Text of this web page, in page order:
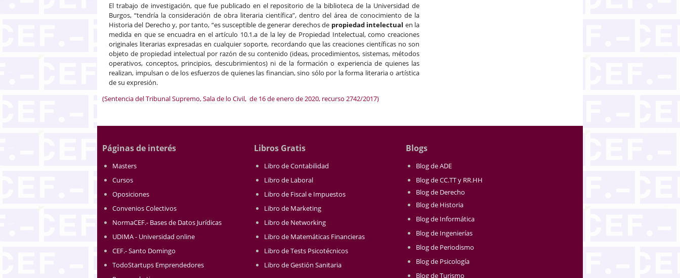
El trabajo de investigación, que fue publicado en el repositorio de la biblioteca de la Universidad de
Burgos, “tendría la consideración de obra literaria científica”, dentro del área de conocimiento de la
Historia del Derecho y, por tanto, “es susceptible de generar derechos de propiedad intelectual en la
medida en que se encuadra en el artículo 10.1.a de la ley de Propiedad Intelectual, como creaciones
originales literarias expresadas en cualquier soporte, recordando que las creaciones científicas no son
objeto de propiedad intelectual por razón de su contenido (ideas, procedimientos, sistemas, métodos
operativos, conceptos, principios, descubrimientos) ni de la formación o experiencia de quienes las
realizan, impulsan o de los esfuerzos de quienes las financian, sino sólo por la forma literaria o artística
de su expresión.
(Sentencia del Tribunal Supremo, Sala de lo Civil, de 16 de enero de 2020, recurso 2742/2017)
Páginas de interés
Masters
Cursos
Oposiciones
Convenios Colectivos
NormaCEF.- Bases de Datos Jurídicas
UDIMA - Universidad online
CEF.- Santo Domingo
TodoStartups Emprendedores
Libros Gratis
Libro de Contabilidad
Libro de Laboral
Libro de Fiscal e Impuestos
Libro de Marketing
Libro de Networking
Libro de Matemáticas Financieras
Libro de Tests Psicotécnicos
Libro de Gestión Sanitaria
Blogs
Blog de ADE
Blog de CC.TT y RR.HH
Blog de Derecho
Blog de Historia
Blog de Informática
Blog de Ingenierías
Blog de Periodismo
Blog de Psicología
Blog de Turismo